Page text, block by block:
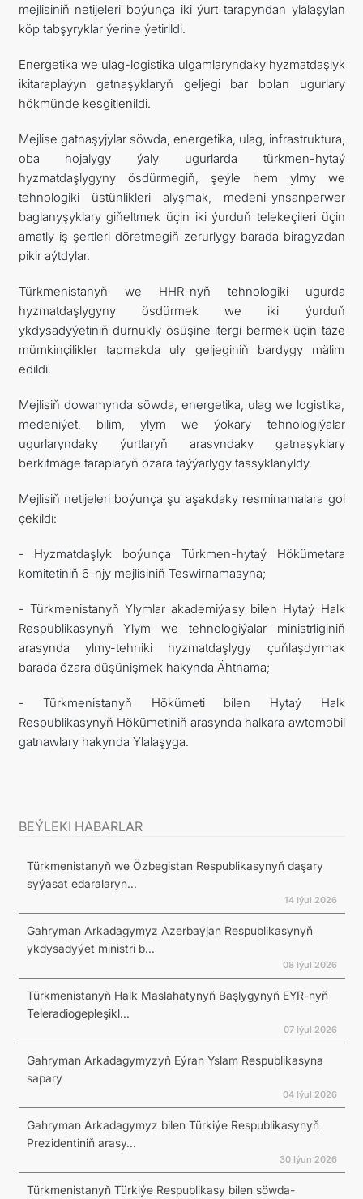
mejlisiniň netijeleri boýunça iki ýurt tarapyndan ylalaşylan
köp tabşyryklar ýerine ýetirildi.
Energetika we ulag-logistika ulgamlaryndaky hyzmatdaşlyk
ikitaraplaýyn gatnaşyklaryň geljegi bar bolan ugurlary
hökmünde kesgitlenildi.
Mejlise gatnaşyjylar söwda, energetika, ulag, infrastruktura,
oba hojalygy ýaly ugurlarda türkmen-hytaý
hyzmatdaşlygyny ösdürmegiň, şeýle hem ylmy we
tehnologiki üstünlikleri alyşmak, medeni-ynsanperwer
baglanyşyklary giňeltmek üçin iki ýurduň telekeçileri üçin
amatly iş şertleri döretmegiň zerurlygy barada biragyzdan
pikir aýtdylar.
Türkmenistanyň we HHR-nyň tehnologiki ugurda
hyzmatdaşlygyny ösdürmek we iki ýurduň
ykdysadyýetiniň durnukly ösüşine itergi bermek üçin täze
mümkinçilikler tapmakda uly geljeginiň bardygy mälim
edildi.
Mejlisiň dowamynda söwda, energetika, ulag we logistika,
medeniýet, bilim, ylym we ýokary tehnologiýalar
ugurlaryndaky ýurtlaryň arasyndaky gatnaşyklary
berkitmäge taraplaryň özara taýýarlygy tassyklanyldy.
Mejlisiň netijeleri boýunça şu aşakdaky resminamalara gol
çekildi:
- Hyzmatdaşlyk boýunça Türkmen-hytaý Hökümetara
komitetiniň 6-njy mejlisiniň Teswirnamasyna;
- Türkmenistanyň Ylymlar akademiýasy bilen Hytaý Halk
Respublikasynyň Ylym we tehnologiýalar ministrliginiň
arasynda ylmy-tehniki hyzmatdaşlygy çuňlaşdyrmak
barada özara düşünişmek hakynda Ähtnama;
- Türkmenistanyň Hökümeti bilen Hytaý Halk
Respublikasynyň Hökümetiniň arasynda halkara awtomobil
gatnawlary hakynda Ylalaşyga.
BEÝLEKI HABARLAR
Türkmenistanyň we Özbegistan Respublikasynyň daşary
syýasat edaralaryn...
14 Iýul 2026
Gahryman Arkadagymyz Azerbaýjan Respublikasynyň
ykdysadyýet ministri b...
08 Iýul 2026
Türkmenistanyň Halk Maslahatynyň Başlygynyň EYR-nyň
Teleradiogepleşikl...
07 Iýul 2026
Gahryman Arkadagymyzyň Eýran Yslam Respublikasyna
sapary
04 Iýul 2026
Gahryman Arkadagymyz bilen Türkiýe Respublikasynyň
Prezidentiniň arasy...
30 Iýun 2026
Türkmenistanyň Türkiýe Respublikasy bilen söwda-